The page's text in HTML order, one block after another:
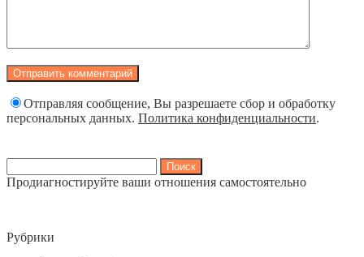
Отправляя сообщение, Вы разрешаете сбор и обработку
персональных данных. Политика конфиденциальности.
Продиагностируйте ваши отношения самостоятельно
Рубрики